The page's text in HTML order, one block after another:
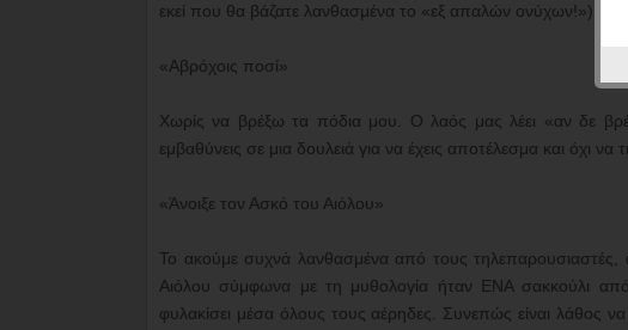
εκεί που θα βάζατε λανθασμένα το «εξ απαλών ονύχων!»)
«Αβρόχοις ποσί»
Χωρίς να βρέξω τα πόδια μου. Ο λαός μας λέει «αν δε
εμβαθύνεις σε μια δουλειά για να έχεις αποτέλεσμα και όχι να
«Άνοιξε τον Ασκό του Αιόλου»
Το ακούμε συχνά λανθασμένα από τους
Αιόλου σύμφωνα με τη μυθολογία ήταν ΕΝΑ σακκούλι
φυλακίσει μέσα όλους τους αέρηδες. Συνεπώς είναι λάθος να